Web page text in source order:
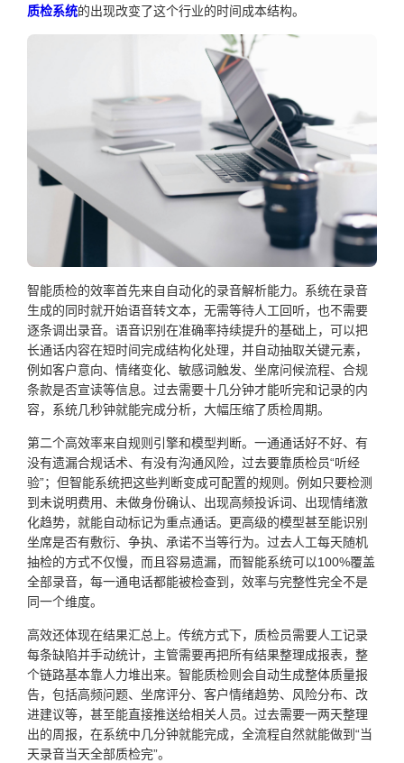
质检系统的出现改变了这个行业的时间成本结构。
智能质检的效率首先来自自动化的录音解析能力。系统在录音
生成的同时就开始语音转文本，无需等待人工回听，也不需要
逐条调出录音。语音识别在准确率持续提升的基础上，可以把
长通话内容在短时间完成结构化处理，并自动抽取关键元素，
例如客户意向、情绪变化、敏感词触发、坐席问候流程、合规
条款是否宣读等信息。过去需要十几分钟才能听完和记录的内
容，系统几秒钟就能完成分析，大幅压缩了质检周期。
第二个高效率来自规则引擎和模型判断。一通通话好不好、有
没有遗漏合规话术、有没有沟通风险，过去要靠质检员“听经
验”；但智能系统把这些判断变成可配置的规则。例如只要检测
到未说明费用、未做身份确认、出现高频投诉词、出现情绪激
化趋势，就能自动标记为重点通话。更高级的模型甚至能识别
坐席是否有敷衍、争执、承诺不当等行为。过去人工每天随机
抽检的方式不仅慢，而且容易遗漏，而智能系统可以100%覆盖
全部录音，每一通电话都能被检查到，效率与完整性完全不是
同一个维度。
高效还体现在结果汇总上。传统方式下，质检员需要人工记录
每条缺陷并手动统计，主管需要再把所有结果整理成报表，整
个链路基本靠人力堆出来。智能质检则会自动生成整体质量报
告，包括高频问题、坐席评分、客户情绪趋势、风险分布、改
进建议等，甚至能直接推送给相关人员。过去需要一两天整理
出的周报，在系统中几分钟就能完成，全流程自然就能做到“当
天录音当天全部质检完”。